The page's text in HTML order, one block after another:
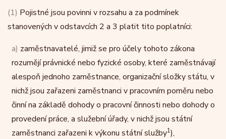
(1) Pojistné jsou povinni v rozsahu a za podmínek
stanovených v odstavcích 2 a 3 platit tito poplatníci:
a) zaměstnavatelé, jimiž se pro účely tohoto zákona
rozumějí právnické nebo fyzické osoby, které zaměstnávají
alespoň jednoho zaměstnance, organizační složky státu, v
nichž jsou zařazeni zaměstnanci v pracovním poměru nebo
činní na základě dohody o pracovní činnosti nebo dohody o
provedení práce, a služební úřady, v nichž jsou státní
zaměstnanci zařazeni k výkonu státní služby1),